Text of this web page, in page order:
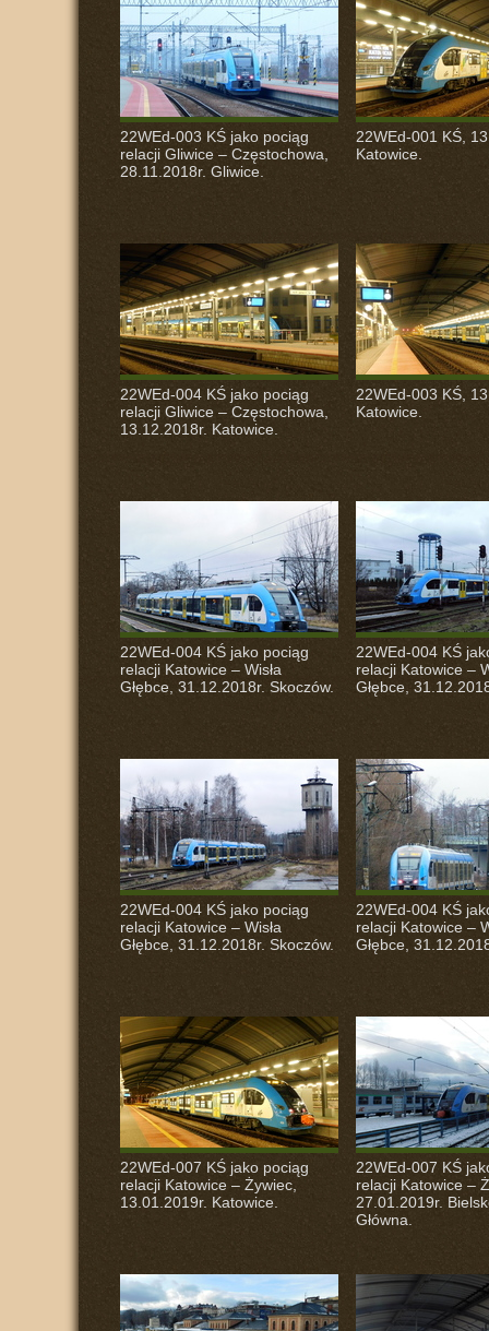
22WEd-003 KŚ jako pociąg
relacji Gliwice – Częstochowa,
28.11.2018r. Gliwice.
22WEd-001 KŚ,
Katowice.
22WEd-004 KŚ jako pociąg
relacji Gliwice – Częstochowa,
13.12.2018r. Katowice.
22WEd-003 KŚ,
Katowice.
22WEd-004 KŚ jako pociąg
relacji Katowice – Wisła
Głębce, 31.12.2018r. Skoczów.
22WEd-004 KŚ
relacji Katowice –
Głębce,
22WEd-004 KŚ jako pociąg
relacji Katowice – Wisła
Głębce, 31.12.2018r. Skoczów.
22WEd-004 KŚ
relacji Katowice –
Głębce,
22WEd-007 KŚ jako pociąg
relacji Katowice – Żywiec,
13.01.2019r. Katowice.
22WEd-007 KŚ
relacji Katowice –
27.01.2019r.
Główna.